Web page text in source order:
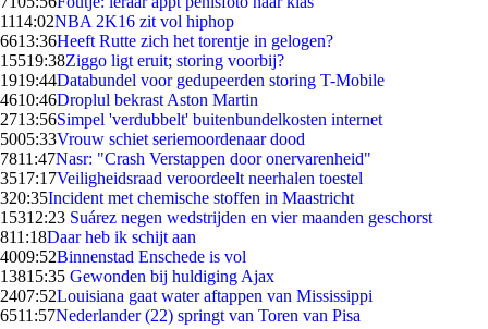
1114:02NBA 2K16 zit vol hiphop
6613:36Heeft Rutte zich het torentje in gelogen?
15519:38Ziggo ligt eruit; storing voorbij?
1919:44Databundel voor gedupeerden storing T-Mobile
4610:46Droplul bekrast Aston Martin
2713:56Simpel 'verdubbelt' buitenbundelkosten internet
5005:33Vrouw schiet seriemoordenaar dood
7811:47Nasr: "Crash Verstappen door onervarenheid"
3517:17Veiligheidsraad veroordeelt neerhalen toestel
320:35Incident met chemische stoffen in Maastricht
15312:23 Suárez negen wedstrijden en vier maanden geschorst
811:18Daar heb ik schijt aan
4009:52Binnenstad Enschede is vol
13815:35 Gewonden bij huldiging Ajax
2407:52Louisiana gaat water aftappen van Mississippi
6511:57Nederlander (22) springt van Toren van Pisa